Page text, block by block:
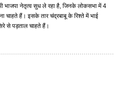
भाजपा नेतृत्व सुध ले रहा है, जिनके लोकसभा में 4
चाहते हैं। इसके तार चंद्रबाबू के रिश्ते में भाई
से पड़ताल चाहते हैं।